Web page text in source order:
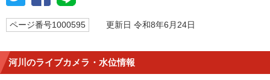
ページ番号1000595 更新日 令和8年6月24日
河川のライブカメラ・水位情報